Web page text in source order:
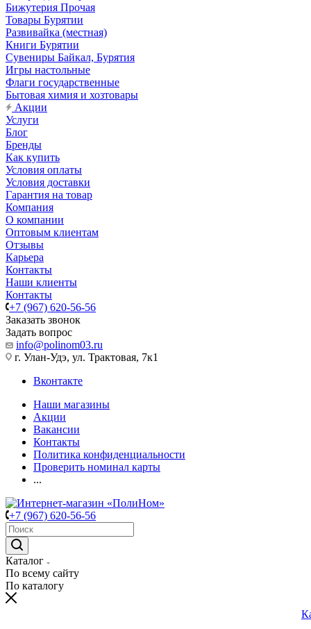
Бижутерия Прочая
Товары Бурятии
Развивайка (местная)
Книги Бурятии
Сувениры Байкал, Бурятия
Игры настольные
Флаги государственные
Бытовая химия и хозтовары
Акции
Услуги
Блог
Бренды
Как купить
Условия оплаты
Условия доставки
Гарантия на товар
Компания
О компании
Оптовым клиентам
Отзывы
Карьера
Контакты
Наши клиенты
Контакты
+7 (967) 620-56-56
Заказать звонок
Задать вопрос
info@polinom03.ru
г. Улан-Удэ, ул. Трактовая, 7к1
Вконтакте
Наши магазины
Акции
Вакансии
Контакты
Политика конфиденциальности
Проверить номинал карты
...
+7 (967) 620-56-56
Каталог
По всему сайту
По каталогу